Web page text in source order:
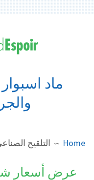
ماد
Home التلقيح
عرض أسعار